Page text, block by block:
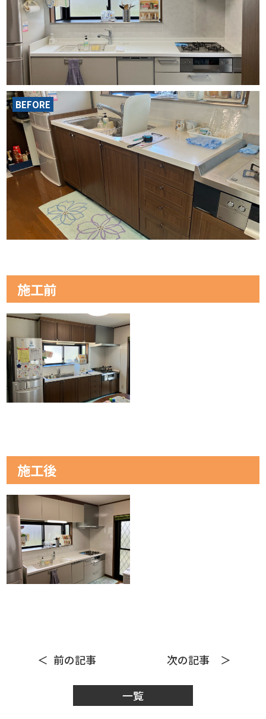
BEFORE
施工前
施工後
前の記事
一覧
次の記事